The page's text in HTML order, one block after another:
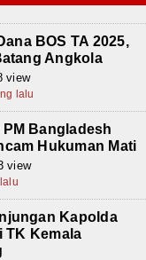
BOS TA 2025,
Angkola
view
lalu
Bangladesh
Hukuman Mati
view
Kapolda
TK Kemala